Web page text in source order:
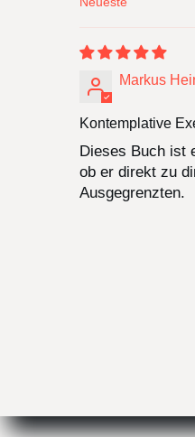
Sort by
Markus
Kontemplative
Dieses Buch ist
ob er direkt zu
Ausgegrenzten.